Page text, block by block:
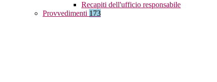
Recapiti dell'ufficio responsabile
Provvedimenti 173